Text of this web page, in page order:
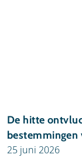
De hitte
bestemmingen
25 juni 2026